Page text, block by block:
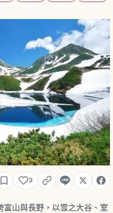
3
山與長野，以雪之大谷、室